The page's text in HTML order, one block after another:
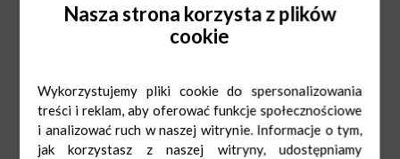
Nasza strona korzysta z plików
cookie
Wykorzystujemy pliki cookie do spersonalizowania
treści i reklam, aby oferować funkcje społecznościowe
i analizować ruch w naszej witrynie. Informacje o tym,
jak korzystasz z naszej witryny, udostępniamy